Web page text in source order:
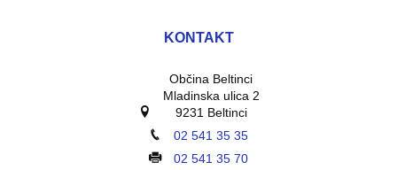
KONTAKT
Občina Beltinci
Mladinska ulica 2
9231 Beltinci
02 541 35 35
02 541 35 70